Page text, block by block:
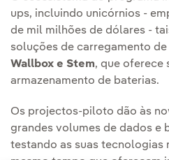
ups, incluindo unicórnios -
de mil milhões de dólares -
soluções de carregamento
Wallbox e Stem, que oferece
armazenamento de baterias.
Os projectos-piloto dão às
grandes volumes de dados e
testando as suas tecnologias